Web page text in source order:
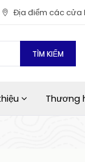
Địa điểm các cửa
TÌM KIẾM
Thương